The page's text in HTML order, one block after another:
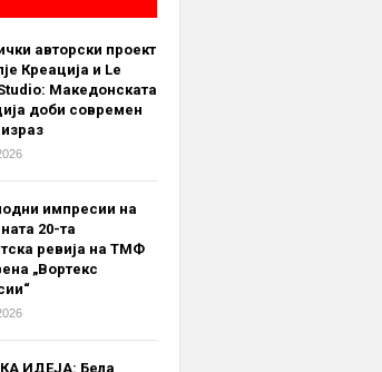
авторски проект
Креација и Le
Македонската
доби современ
импресии на
20-та
ревија на ТМФ
„Вортекс
ИДЕЈА: Бела